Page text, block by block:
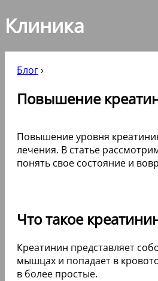
Клиника
Блог›
Повышение
Повышение уровня
лечения. В статье
понять свое состояние и
Что такое
Креатинин представляет
мышцах и попадает в
в более простые.